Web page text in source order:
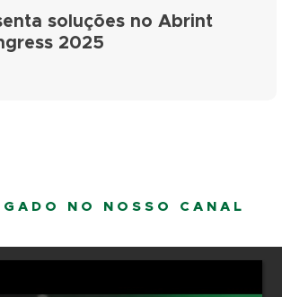
soluções no Abrint
2025
NO NOSSO CANAL